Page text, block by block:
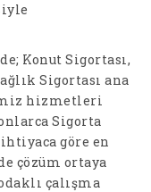
Konut Sigortası,
Sigortası ana
hizmetleri
Sigorta
göre en
çözüm ortaya
çalışma